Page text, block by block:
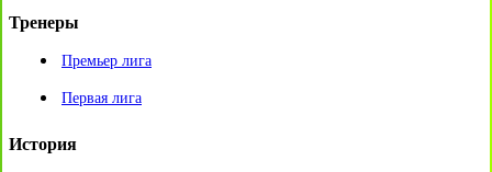
Тренеры
Премьер лига
Первая лига
История